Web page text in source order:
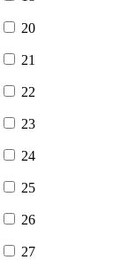
20
21
22
23
24
25
26
27